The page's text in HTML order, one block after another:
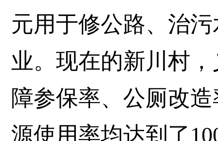
元用于修公路、治
业。现在的新川村
障参保率、公厕改
源使用率均达到了